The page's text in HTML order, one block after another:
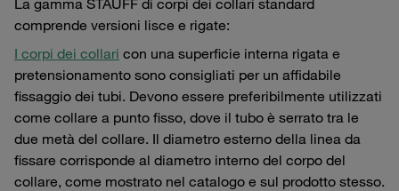
comprende versioni lisce e rigate:
I corpi dei collari con una superficie interna rigata e
pretensionamento sono consigliati per un affidabile
fissaggio dei tubi. Devono essere preferibilmente utilizzati
come collare a punto fisso, dove il tubo è serrato tra le
due metà del collare. Il diametro esterno della linea da
fissare corrisponde al diametro interno del corpo del
collare, come mostrato nel catalogo e sul prodotto stesso.